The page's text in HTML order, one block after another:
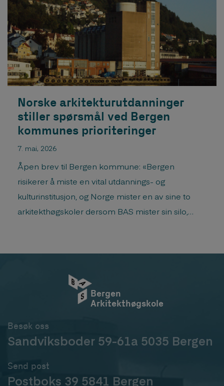
Norske arkitekturutdanninger
stiller spørsmål ved Bergen
kommunes prioriteringer
7. mai, 2026
Åpen brev til Bergen kommune: «Bergen
risikerer å miste en vital utdannings- og
kulturinstitusjon, og Norge mister en av sine to
arkitekthøgskoler dersom BAS mister sin silo,
Bergen
Arkitekthøgskole
Besøk oss
Sandviksboder 59-61a 5035 Bergen
Send post
Postboks 39 5841 Bergen